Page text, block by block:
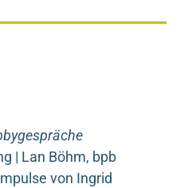
| Lan Böhm, bpb
von Ingrid